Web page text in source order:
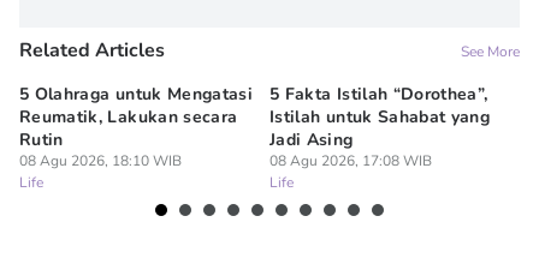
Related Articles See More
5 Olahraga untuk Mengatasi
Reumatik, Lakukan secara
Rutin
08 Agu 2026, 18:10 WIB
Life
5 Fakta Istilah “Dorothea”,
Istilah untuk Sahabat yang
Jadi Asing
08 Agu 2026, 17:08 WIB
Life